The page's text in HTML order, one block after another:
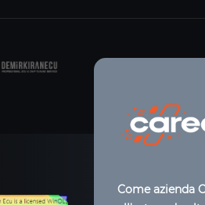
Come azienda